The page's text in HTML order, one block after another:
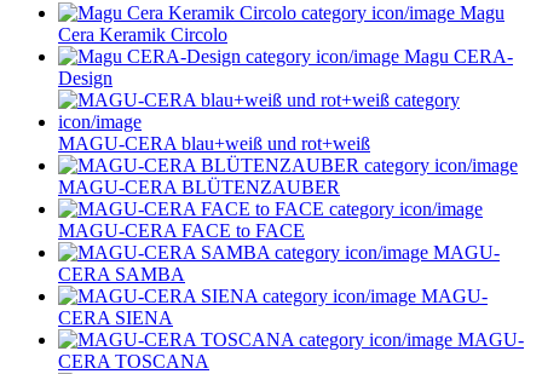
Magu
Cera Keramik Circolo
Magu CERA-
Design
MAGU-CERA blau+weiß und rot+weiß
MAGU-CERA BLÜTENZAUBER
MAGU-CERA FACE to FACE
MAGU-
CERA SAMBA
MAGU-
CERA SIENA
MAGU-
CERA TOSCANA